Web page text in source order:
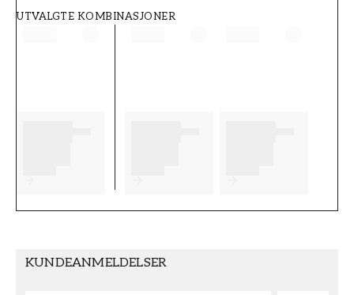
UTVALGTE KOMBINASJONER
KUNDEANMELDELSER